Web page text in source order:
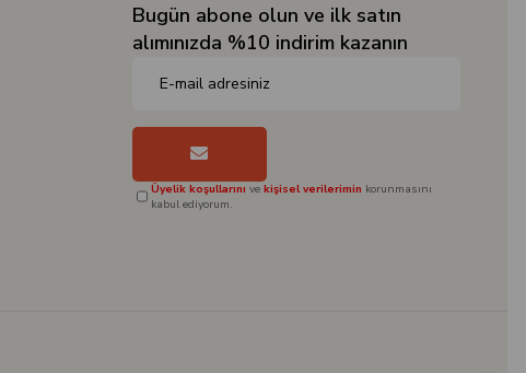
Bugün abone olun ve ilk satın
alımınızda %10 indirim kazanın
Üyelik koşullarını vekişisel verilerimin korunmasını
kabul ediyorum.